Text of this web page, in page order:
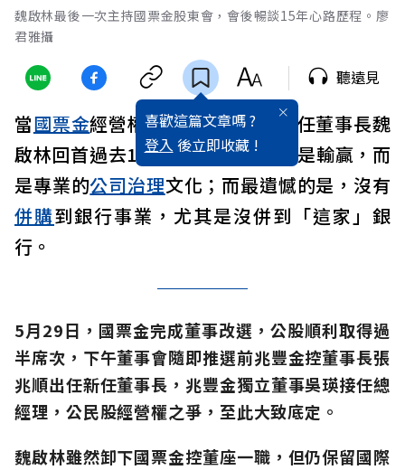
魏啟林最後一次主持國票金股東會，會後暢談15年心路歷程。廖
君雅攝
喜歡這篇文章嗎 ?
登入 後立即收藏 !
聽遠見
當國票金經營權之爭塵埃落定，卸任董事長魏
啟林回首過去15年，最在意的卻不是輸贏，而
是專業的公司治理文化；而最遺憾的是，沒有
併購到銀行事業，尤其是沒併到「這家」銀
行。
5月29日，國票金完成董事改選，公股順利取得過
半席次，下午董事會隨即推選前兆豐金控董事長張
兆順出任新任董事長，兆豐金獨立董事吳瑛接任總
經理，公民股經營權之爭，至此大致底定。
魏啟林雖然卸下國票金控董座一職，但仍保留國際